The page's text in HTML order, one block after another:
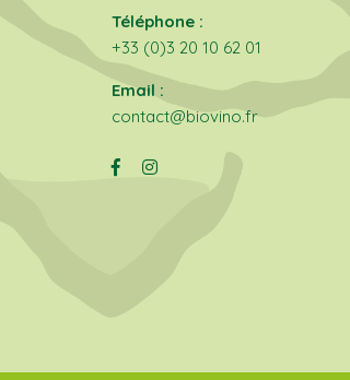
Téléphone :
+33 (0)3 20 10 62 01
Email :
contact@biovino.fr